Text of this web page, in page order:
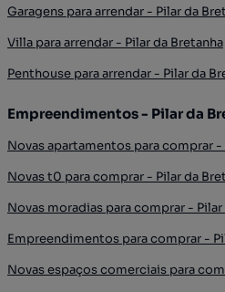
Garagens para arrendar - Pilar da
Villa para arrendar - Pilar da Bretanha
Penthouse para arrendar - Pilar da
Empreendimentos - Pilar da
Novas apartamentos para comprar -
Novas t0 para comprar - Pilar da
Novas moradias para comprar - Pilar
Empreendimentos para comprar -
Novas espaços comerciais para